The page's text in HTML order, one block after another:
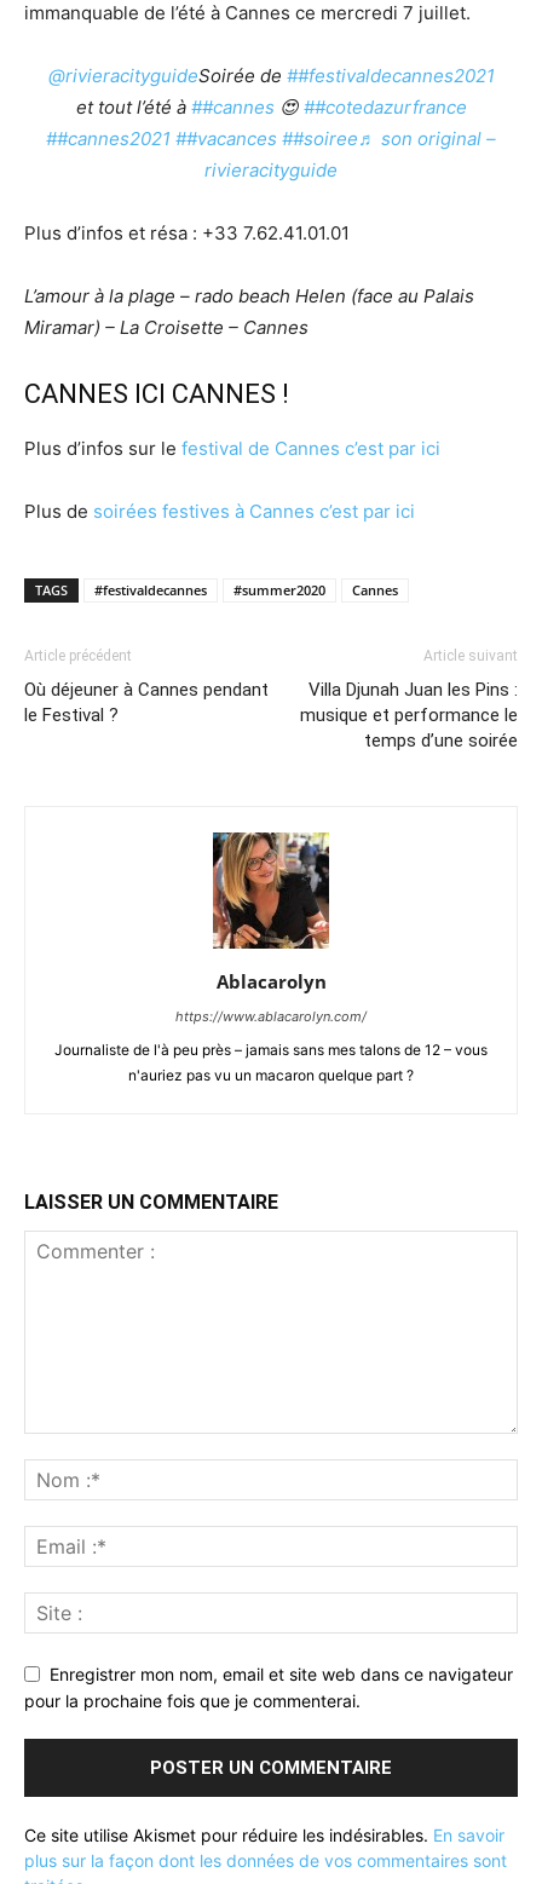
immanquable de l’été à Cannes ce mercredi 7 juillet.
@rivieracityguideSoirée de ##festivaldecannes2021
et tout l’été à ##cannes 😍 ##cotedazurfrance
##cannes2021 ##vacances ##soiree♬ son original –
rivieracityguide
Plus d’infos et résa : +33 7.62.41.01.01
L’amour à la plage – rado beach Helen (face au Palais
Miramar) – La Croisette – Cannes
CANNES ICI CANNES !
Plus d’infos sur le festival de Cannes c’est par ici
Plus de soirées festives à Cannes c’est par ici
TAGS #festivaldecannes #summer2020 Cannes
Article précédent
Où déjeuner à Cannes pendant
le Festival ?
Article suivant
Villa Djunah Juan les Pins :
musique et performance le
temps d’une soirée
Ablacarolyn
https://www.ablacarolyn.com/
Journaliste de l'à peu près – jamais sans mes talons de 12 – vous
n'auriez pas vu un macaron quelque part ?
LAISSER UN COMMENTAIRE
Enregistrer mon nom, email et site web dans ce navigateur
pour la prochaine fois que je commenterai.
Ce site utilise Akismet pour réduire les indésirables. En savoir
plus sur la façon dont les données de vos commentaires sont